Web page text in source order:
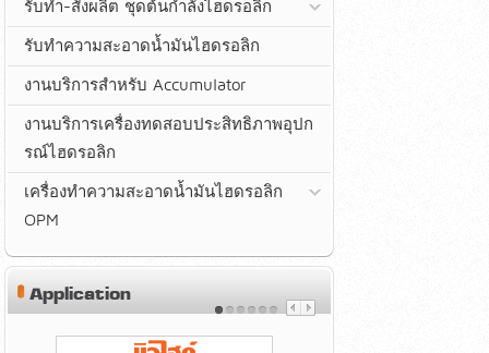
รับทำ-สั่งผลิต ชุดต้นกำลังไฮดรอลิก
รับทำความสะอาดน้ำมันไฮดรอลิก
งานบริการสำหรับ Accumulator
งานบริการเครื่องทดสอบประสิทธิภาพอุปก
รณ์ไฮดรอลิก
เครื่องทำความสะอาดน้ำมันไฮดรอลิก
OPM
Application